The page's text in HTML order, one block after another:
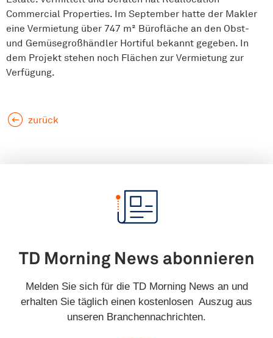
Commercial Properties. Im September hatte der Makler
eine Vermietung über 747 m² Bürofläche an den Obst-
und Gemüsegroßhändler Hortiful bekannt gegeben. In
dem Projekt stehen noch Flächen zur Vermietung zur
Verfügung.
zurück
TD Morning News abonnieren
Melden Sie sich für die TD Morning News an und
erhalten Sie täglich einen kostenlosen Auszug aus
unseren Branchennachrichten.